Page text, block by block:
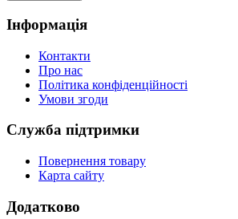
Інформація
Контакти
Про нас
Політика конфіденційності
Умови згоди
Служба підтримки
Повернення товару
Карта сайту
Додатково